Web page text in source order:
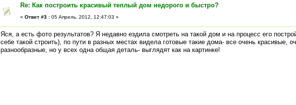
Re: Как построить красивый теплый дом недорого и быстро?
« Ответ #3 : 05 Апрель, 2012, 12:47:03 »
Яся, а есть фото результатов? Я недавно ездила смотреть на такой дом и на процесс его
себе такой строить), по пути в разных местах видела готовые такие дома- все очень красивые,
разнообразные, но у всех одна общая деталь- выглядят как на картинке!